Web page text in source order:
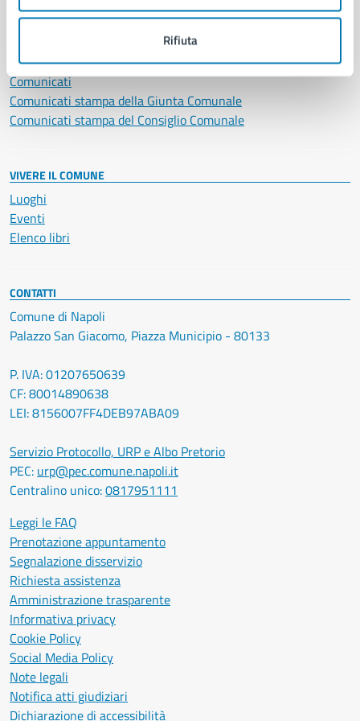
Rifiuta
NOVITÀ
Avvisi
Comunicati
Comunicati stampa della Giunta Comunale
Comunicati stampa del Consiglio Comunale
VIVERE IL COMUNE
Luoghi
Eventi
Elenco libri
CONTATTI
Comune di Napoli
Palazzo San Giacomo, Piazza Municipio - 80133
P. IVA: 01207650639
CF: 80014890638
LEI: 8156007FF4DEB97ABA09
Servizio Protocollo, URP e Albo Pretorio
PEC: urp@pec.comune.napoli.it
Centralino unico:0817951111
Leggi le FAQ
Prenotazione appuntamento
Segnalazione disservizio
Richiesta assistenza
Amministrazione trasparente
Informativa privacy
Cookie Policy
Social Media Policy
Note legali
Notifica atti giudiziari
Dichiarazione di accessibilità